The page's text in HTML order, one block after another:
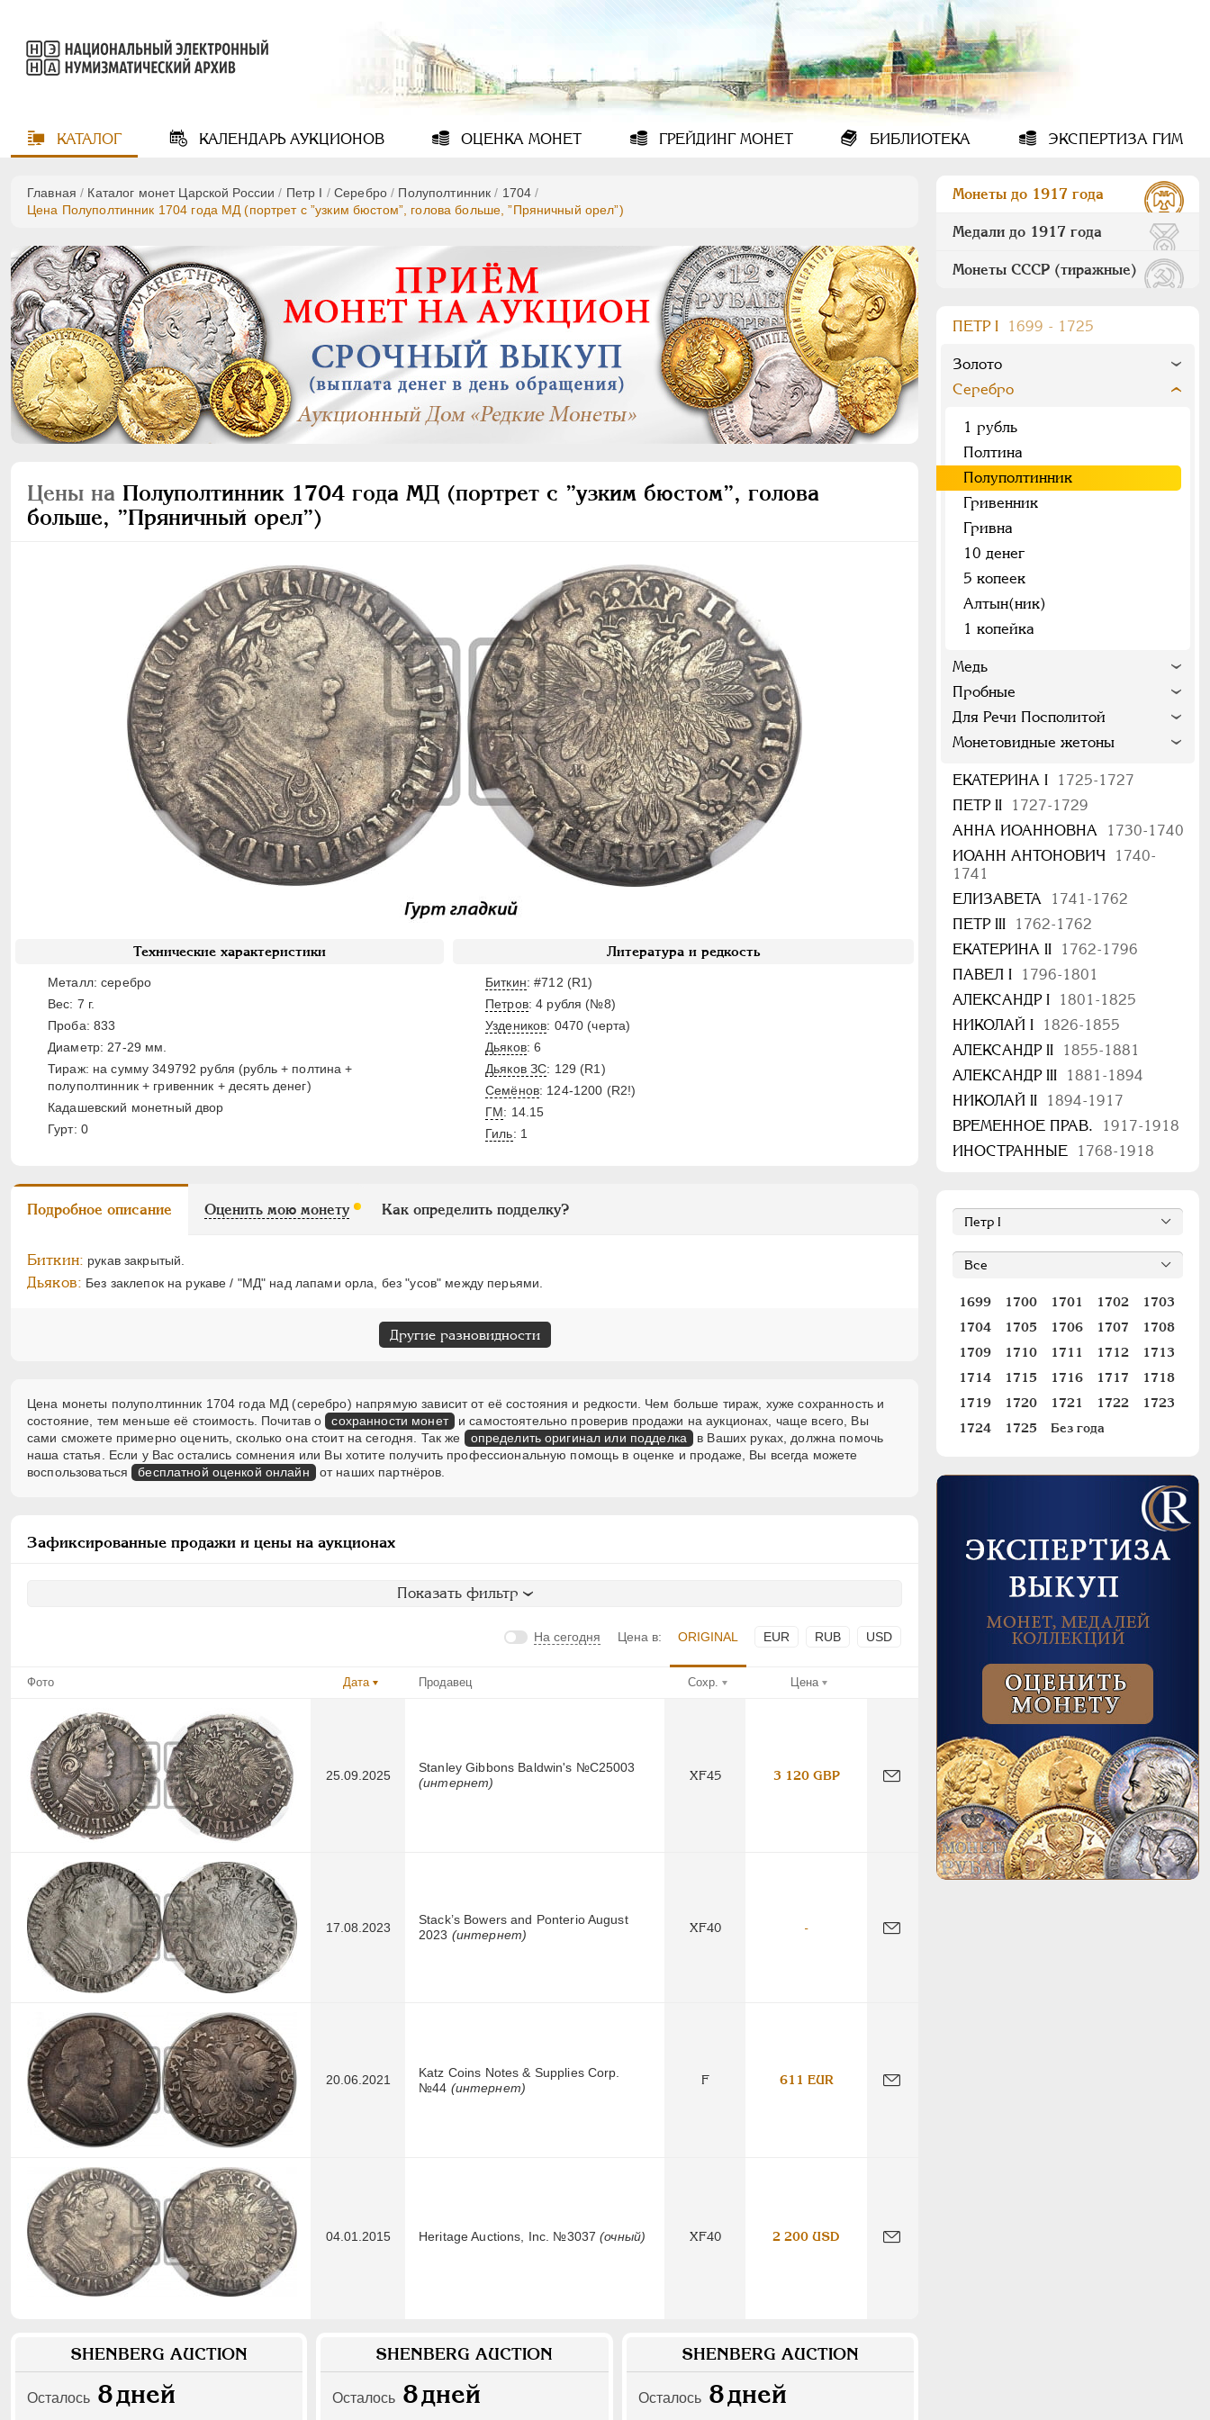
КАТАЛОГ КАЛЕНДАРЬАУКЦИОНОВ ОЦЕНКА МОНЕТ ГРЕЙДИНГМОНЕТ БИБЛИОТЕКА ЭКСПЕРТИЗА ГИМ
Главная / Каталог монет Царской России / Пeтр I /Серебро / Полуполтинник / 1704 /
Цена Полуполтинник 1704 года МД (портрет с ”узким бюстом”, голова больше, ”Пряничный орел”)
Цены на Полуполтинник 1704 года МД (портрет с ”узким бюстом”, голова
больше, ”Пряничный орел”)
Технические характеристики
Металл: серебро
Вес: 7 г.
Проба: 833
Диаметр: 27-29 мм.
Тираж: на сумму 349792 рубля (рубль + полтина +
полуполтинник + гривенник + десять денег)
Кадашевский монетный двор
Гурт: 0
Литература и редкость
Биткин: #712 (R1)
Петров: 4 рубля (№8)
Уздеников: 0470 (черта)
Дьяков: 6
Дьяков ЗС: 129 (R1)
Семёнов: 124-1200 (R2!)
ГМ: 14.15
Гиль: 1
Подробное описание Оценить мою монету Как определить подделку?
Биткин: рукав закрытый.
Дьяков: Без заклепок на рукаве / "МД" над лапами орла, без "усов" между перьями.
Другие разновидности
Цена монеты полуполтинник 1704 года МД (серебро) напрямую зависит от её состояния и редкости. Чем больше тираж, хуже сохранность и
состояние, тем меньше её стоимость. Почитав о сохранности монет и самостоятельно проверив продажи на аукционах, чаще всего, Вы
сами сможете примерно оценить, сколько она стоит на сегодня. Так же
определить оригинал или подделка
в Ваших руках, должна помочь
наша статья. Если у Вас остались сомнения или Вы хотите получить профессиональную помощь в оценке и продаже, Вы всегда можете
воспользоваться бесплатной оценкой онлайн от наших партнёров.
Зафиксированные продажи и цены на аукционах
Показать фильтр
На сегодня Цена в: ORIGINAL EUR RUB USD
Фото Дата Продавец Сохр. Цена
25.09.2025
Stanley Gibbons Baldwin's №C25003
(интернет)
XF45 3 120 GBP
17.08.2023
Stack’s Bowers and Ponterio August
2023 (интернет)
XF40 -
20.06.2021
Katz Coins Notes & Supplies Corp.
№44 (интернет)
F 611 EUR
04.01.2015 Heritage Auctions, Inc. №3037(очный) XF40 2 200 USD
SHENBERG AUCTION
Осталось 8дней
SHENBERG AUCTION
Осталось 8дней
SHENBERG AUCTION
Осталось 8дней
Монеты до 1917 года
Медали до 1917 года
Монеты СССР (тиражные)
ПEТР I 1699 - 1725
Золото
Серебро
1 рубль
Полтина
Полуполтинник
Гривенник
Гривна
10 денег
5 копеек
Алтын(ник)
1 копейка
Медь
Пробные
Для Речи Посполитой
Монетовидные жетоны
ЕКАТЕРИНА I
1725-1727
ПЕТР II
1727-1729
АННА ИОАННОВНА
1730-1740
ИОАНН АНТОНОВИЧ
1740-
1741
ЕЛИЗАВЕТА
1741-1762
ПЕТР III
1762-1762
ЕКАТЕРИНА II
1762-1796
ПАВЕЛ I
1796-1801
АЛЕКСАНДР I
1801-1825
НИКОЛАЙ I
1826-1855
АЛЕКСАНДР II
1855-1881
АЛЕКСАНДР III
1881-1894
НИКОЛАЙ II
1894-1917
ВРЕМЕННОЕ ПРАВ.
1917-1918
ИНОСТРАННЫЕ
1768-1918
1699 1700 1701 1702
1703
1704
1705 1706 1707
1708
1709
1710 1711 1712
1713
1714
1715 1716 1717
1718
1719
1720 1721 1722
1723
1724
1725 Без года